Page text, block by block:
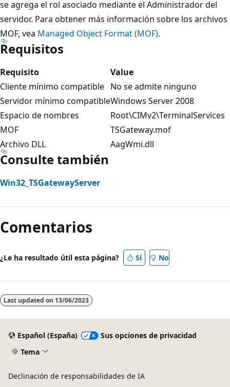
se agrega el rol asociado mediante el Administrador del
servidor. Para obtener más información sobre los archivos
MOF, vea Managed Object Format (MOF).
Requisitos
Requisito
Value
Cliente mínimo compatible No se admite ninguno
Servidor mínimo compatibleWindows Server 2008
Espacio de nombres
Root\CIMv2\TerminalServices
MOF
TSGateway.mof
Archivo DLL
AagWmi.dll
Consulte también
Win32_TSGatewayServer
de
lectura
Comentarios
¿Le ha resultado útil esta página? Sí No
Last updated on 13/06/2023
Español (España)
Sus opciones de privacidad
Tema
Declinación de responsabilidades de IA